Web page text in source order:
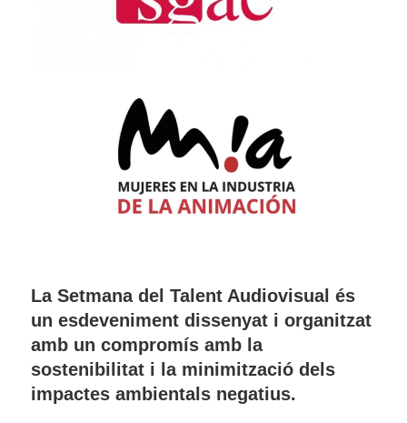
La Setmana del Talent Audiovisual és
un esdeveniment dissenyat i organitzat
amb un compromís amb la
sostenibilitat i la minimització dels
impactes ambientals negatius.